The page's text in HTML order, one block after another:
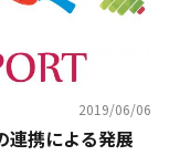
2019/06/06
連携による発展